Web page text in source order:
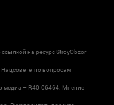
на ресурс StroyObzor
Нацсовете по вопросам
медиа – R40-06464. Мнение